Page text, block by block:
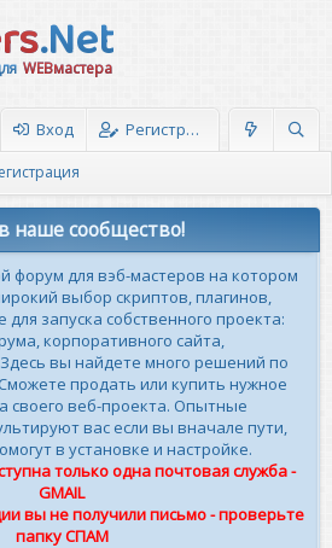
.Net
WEBмастера
Вход Регистрация
наше сообщество!
форум для вэб-мастеров на котором
выбор скриптов, плагинов,
для запуска собственного проекта:
корпоративного сайта,
вы найдете много решений по
продать или купить нужное
своего веб-проекта. Опытные
вас если вы вначале пути,
в установке и настройке.
только одна почтовая служба -
GMAIL
вы не получили письмо - проверьте
папку СПАМ